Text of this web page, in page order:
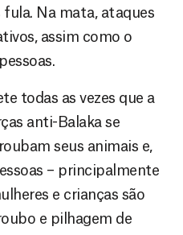
fula. Na mata, ataques
assim como o
todas as vezes que a
anti-Balaka se
seus animais e,
– principalmente
e crianças são
e pilhagem de